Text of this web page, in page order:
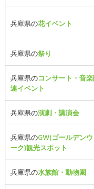
兵庫県の花イベント
兵庫県の祭り
兵庫県のコンサート・音
連イベント
兵庫県の演劇・講演会
兵庫県のGW(ゴールデンウ
ーク)観光スポット
兵庫県の水族館・動物園